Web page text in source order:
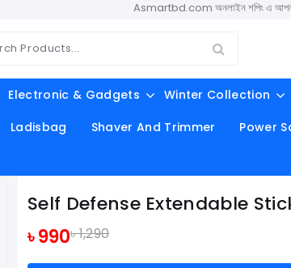
Asmartbd.com অনলাইন শপিং এ আপনাকে
Electronic & Gadgets Winter Collection
Ladisbag Shaver And Trimmer Power
Self Defense Extendable
৳ 990৳ 1,290